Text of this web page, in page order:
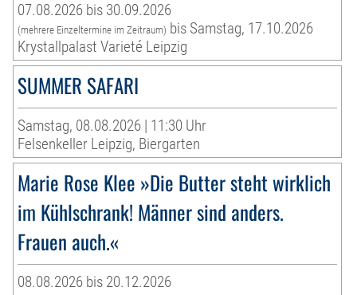
07.08.2026 bis 30.09.2026
(mehrere Einzeltermine im Zeitraum) bis Samstag, 17.10.2026
Krystallpalast Varieté Leipzig
SUMMER SAFARI
Samstag, 08.08.2026 | 11:30 Uhr
Felsenkeller Leipzig, Biergarten
Marie Rose Klee »Die Butter steht wirklich
im Kühlschrank! Männer sind anders.
Frauen auch.«
08.08.2026 bis 20.12.2026